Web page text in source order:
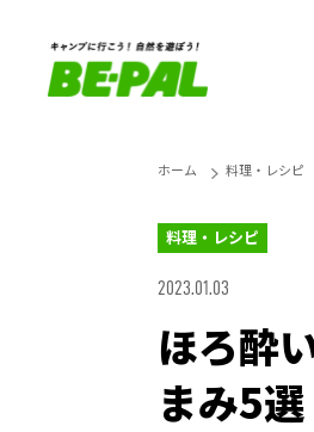
ホーム 料理・レシピ
料理・レシピ
2023.01.03
ほろ酔
まみ5選